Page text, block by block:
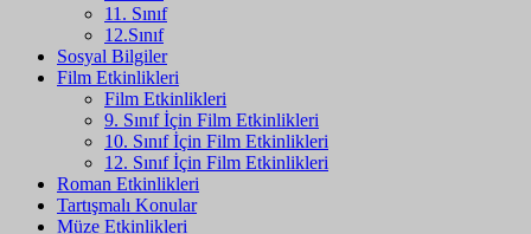
11. Sınıf
12.Sınıf
Sosyal Bilgiler
Film Etkinlikleri
Film Etkinlikleri
9. Sınıf İçin Film Etkinlikleri
10. Sınıf İçin Film Etkinlikleri
12. Sınıf İçin Film Etkinlikleri
Roman Etkinlikleri
Tartışmalı Konular
Müze Etkinlikleri